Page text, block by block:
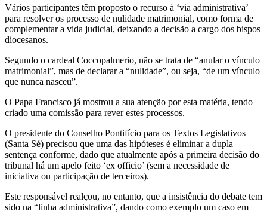
Vários participantes têm proposto o recurso à ‘via administrativa’
para resolver os processo de nulidade matrimonial, como forma de
complementar a vida judicial, deixando a decisão a cargo dos bispos
diocesanos.
Segundo o cardeal Coccopalmerio, não se trata de “anular o vínculo
matrimonial”, mas de declarar a “nulidade”, ou seja, “de um vínculo
que nunca nasceu”.
O Papa Francisco já mostrou a sua atenção por esta matéria, tendo
criado uma comissão para rever estes processos.
O presidente do Conselho Pontifício para os Textos Legislativos
(Santa Sé) precisou que uma das hipóteses é eliminar a dupla
sentença conforme, dado que atualmente após a primeira decisão do
tribunal há um apelo feito ‘ex officio’ (sem a necessidade de
iniciativa ou participação de terceiros).
Este responsável realçou, no entanto, que a insistência do debate tem
sido na “linha administrativa”, dando como exemplo um caso em